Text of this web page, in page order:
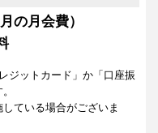
の月会費）
ジットカード」か「口座振
ている場合がございま